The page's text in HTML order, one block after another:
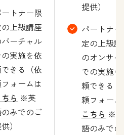
トナー限
上級講座
バーチャル
実施を依
きる（依
ォームは
ら ※英
みでのご
）
提供）
パートナ
定の上級
のオンサ
での実施
頼できる
頼フォー
こちら ※英
語のみで